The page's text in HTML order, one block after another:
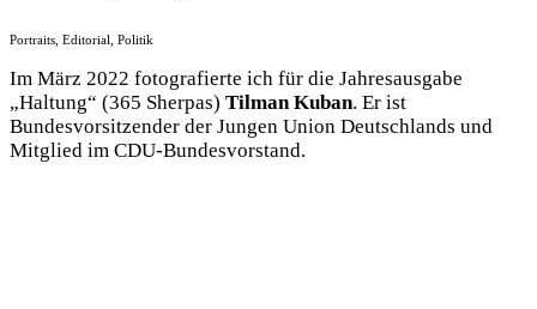
Portraits, Editorial, Politik
Im März 2022 fotografierte ich für die Jahresausgabe
„Haltung“ (365 Sherpas) Tilman Kuban. Er ist
Bundesvorsitzender der Jungen Union Deutschlands und
Mitglied im CDU-Bundesvorstand.